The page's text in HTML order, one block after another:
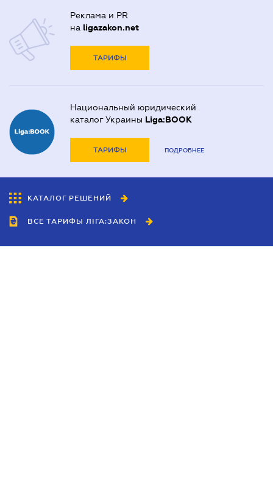
Реклама и PR
на ligazakon.net
ТАРИФЫ
Национальный юридический
каталог Украины Liga:BOOK
ТАРИФЫ ПОДРОБНЕЕ
КАТАЛОГ РЕШЕНИЙ
ВСЕ ТАРИФЫ ЛІГА:ЗАКОН